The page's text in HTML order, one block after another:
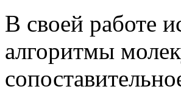
В своей работе
алгоритмы